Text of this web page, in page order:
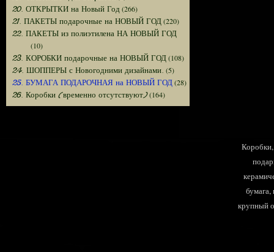
20. ОТКРЫТКИ на Новый Год (266)
21. ПАКЕТЫ подарочные на НОВЫЙ ГОД(220)
22. ПАКЕТЫ из полиэтилена НА НОВЫЙ ГОД
(10)
23. КОРОБКИ подарочные на НОВЫЙ ГОД(108)
24. ШОППЕРЫ с Новогодними дизайнами. (5)
25. БУМАГА ПОДАРОЧНАЯ на НОВЫЙ ГОД(28)
26. Коробки (временно отсутствуют)(164)
крупный